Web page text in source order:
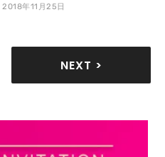
2018年11月25日
NEXT >